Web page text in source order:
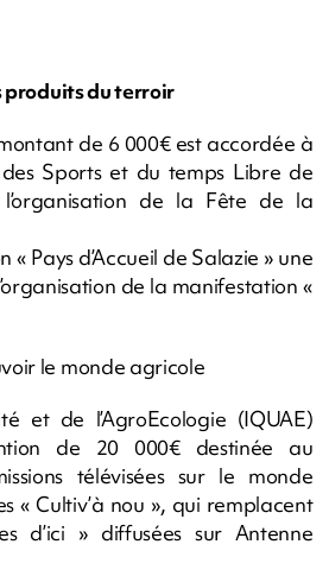
produits du terroir
de 6 000€ est accordée à
des Sports et du temps Libre de
de la Fête de la
« Pays d’Accueil de Salazie » une
de la manifestation «
le monde agricole
et de l’AgroEcologie (IQUAE)
de 20 000€ destinée au
télévisées sur le monde
« Cultiv’à nou », qui remplacent
d’ici » diffusées sur Antenne